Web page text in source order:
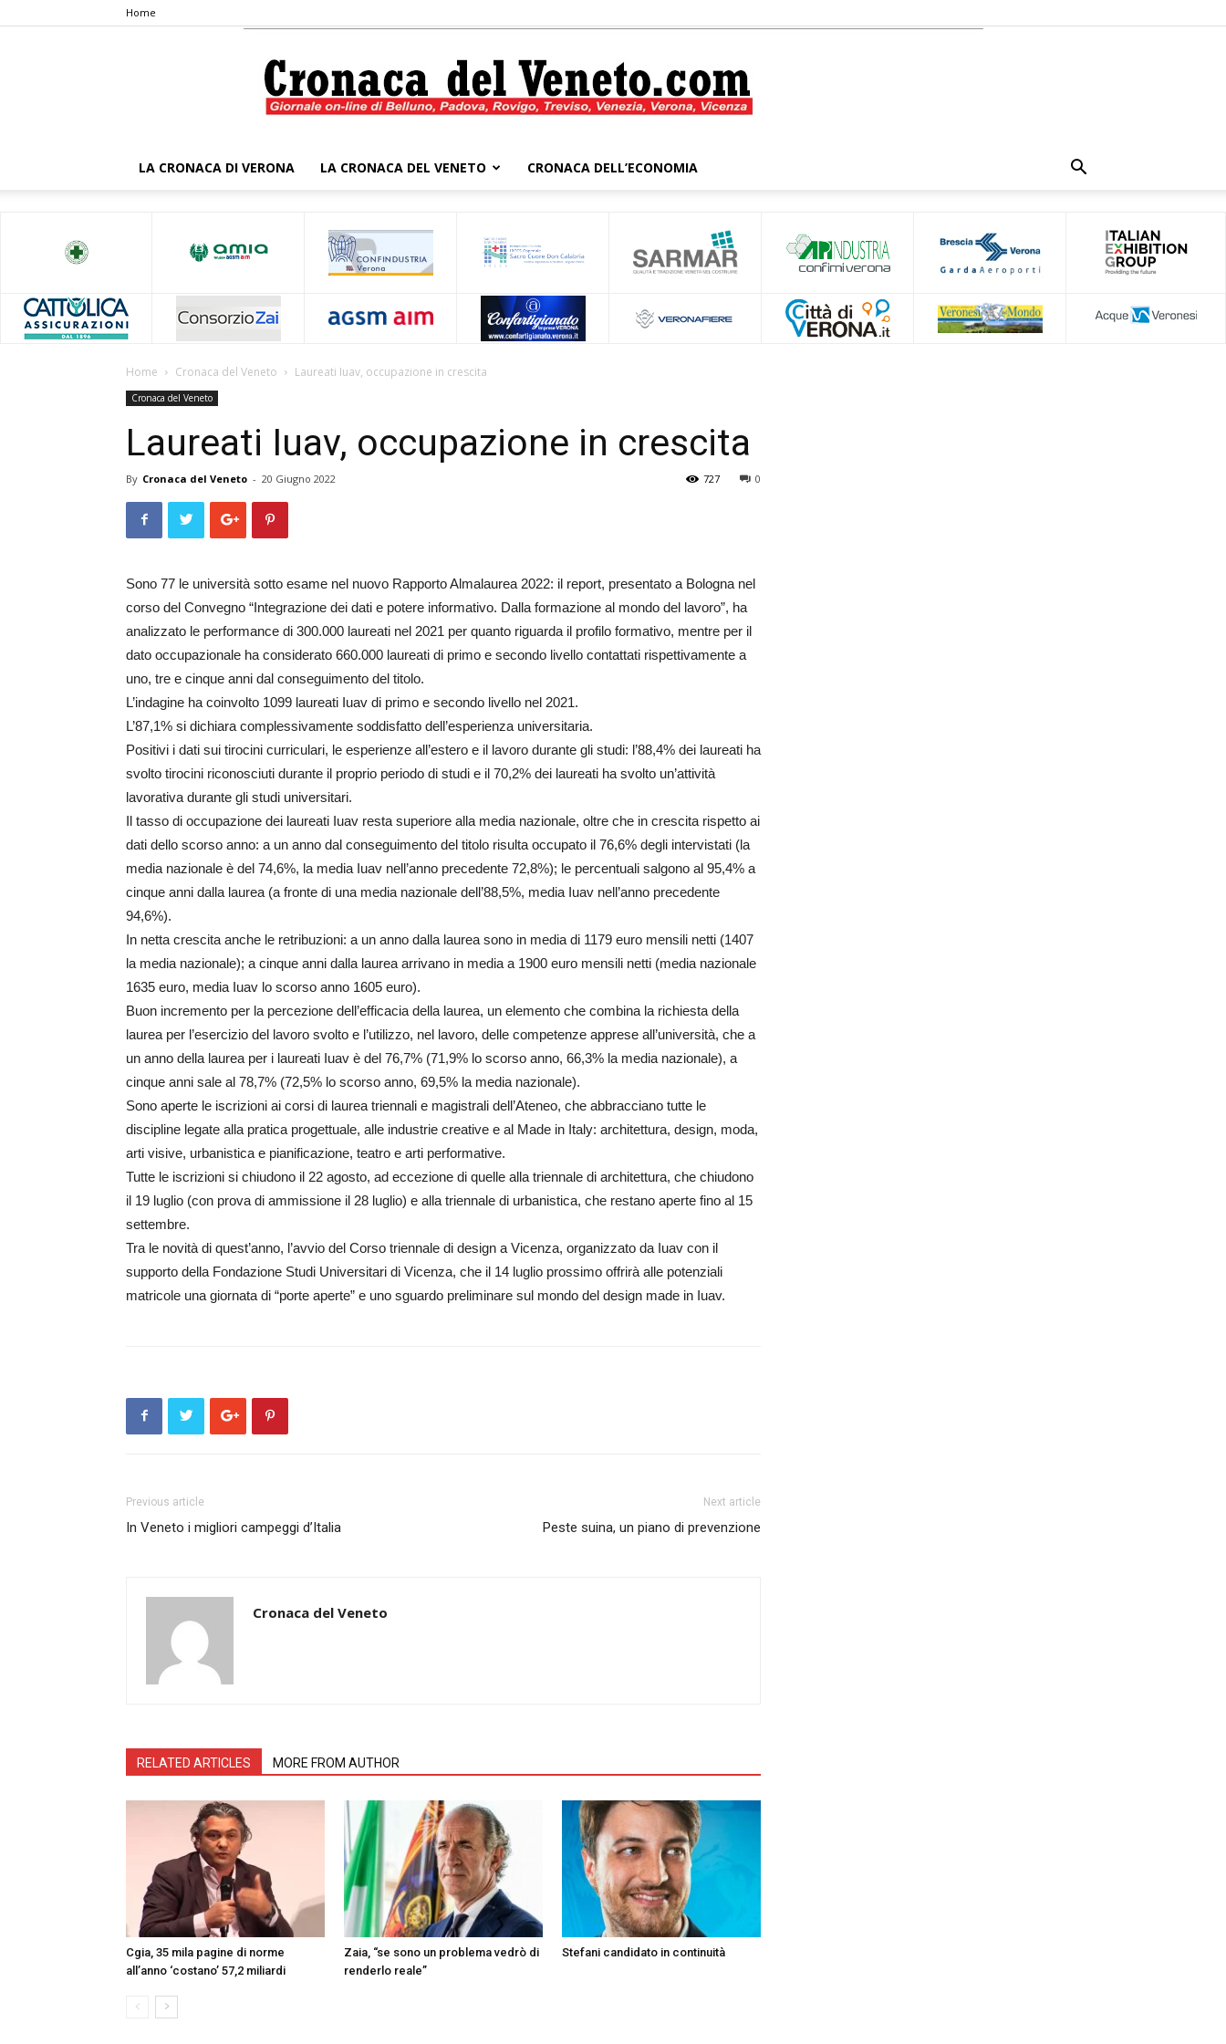
Home
Veneto
LA CRONACA DI VERONA LA CRONACA DEL VENETO CRONACA DELL’ECONOMIA
Home Cronaca del Veneto Laureati Iuav, occupazione in crescita
Cronaca del Veneto
Laureati Iuav, occupazione in crescita
By Cronaca del Veneto - 20 Giugno 2022 0
727
Sono 77 le università sotto esame nel nuovo Rapporto Almalaurea 2022: il report, presentato a Bologna nel
corso del Convegno “Integrazione dei dati e potere informativo. Dalla formazione al mondo del lavoro”, ha
analizzato le performance di 300.000 laureati nel 2021 per quanto riguarda il profilo formativo, mentre per il
dato occupazionale ha considerato 660.000 laureati di primo e secondo livello contattati rispettivamente a
uno, tre e cinque anni dal conseguimento del titolo.
L’indagine ha coinvolto 1099 laureati Iuav di primo e secondo livello nel 2021.
L’87,1% si dichiara complessivamente soddisfatto dell’esperienza universitaria.
Positivi i dati sui tirocini curriculari, le esperienze all’estero e il lavoro durante gli studi: l’88,4% dei laureati ha
svolto tirocini riconosciuti durante il proprio periodo di studi e il 70,2% dei laureati ha svolto un’attività
lavorativa durante gli studi universitari.
Il tasso di occupazione dei laureati Iuav resta superiore alla media nazionale, oltre che in crescita rispetto ai
dati dello scorso anno: a un anno dal conseguimento del titolo risulta occupato il 76,6% degli intervistati (la
media nazionale è del 74,6%, la media Iuav nell’anno precedente 72,8%); le percentuali salgono al 95,4% a
cinque anni dalla laurea (a fronte di una media nazionale dell’88,5%, media Iuav nell’anno precedente
94,6%).
In netta crescita anche le retribuzioni: a un anno dalla laurea sono in media di 1179 euro mensili netti (1407
la media nazionale); a cinque anni dalla laurea arrivano in media a 1900 euro mensili netti (media nazionale
1635 euro, media Iuav lo scorso anno 1605 euro).
Buon incremento per la percezione dell’efficacia della laurea, un elemento che combina la richiesta della
laurea per l’esercizio del lavoro svolto e l’utilizzo, nel lavoro, delle competenze apprese all’università, che a
un anno della laurea per i laureati Iuav è del 76,7% (71,9% lo scorso anno, 66,3% la media nazionale), a
cinque anni sale al 78,7% (72,5% lo scorso anno, 69,5% la media nazionale).
Sono aperte le iscrizioni ai corsi di laurea triennali e magistrali dell’Ateneo, che abbracciano tutte le
discipline legate alla pratica progettuale, alle industrie creative e al Made in Italy: architettura, design, moda,
arti visive, urbanistica e pianificazione, teatro e arti performative.
Tutte le iscrizioni si chiudono il 22 agosto, ad eccezione di quelle alla triennale di architettura, che chiudono
il 19 luglio (con prova di ammissione il 28 luglio) e alla triennale di urbanistica, che restano aperte fino al 15
settembre.
Tra le novità di quest’anno, l’avvio del Corso triennale di design a Vicenza, organizzato da Iuav con il
supporto della Fondazione Studi Universitari di Vicenza, che il 14 luglio prossimo offrirà alle potenziali
matricole una giornata di “porte aperte” e uno sguardo preliminare sul mondo del design made in Iuav.
Previous article
In Veneto i migliori campeggi d’Italia
Next article
Peste suina, un piano di prevenzione
Cronaca del Veneto
RELATED ARTICLES MORE FROM AUTHOR
Cgia, 35 mila pagine di norme
all’anno ‘costano’ 57,2 miliardi
Zaia, “se sono un problema vedrò di
renderlo reale”
Stefani candidato in continuità